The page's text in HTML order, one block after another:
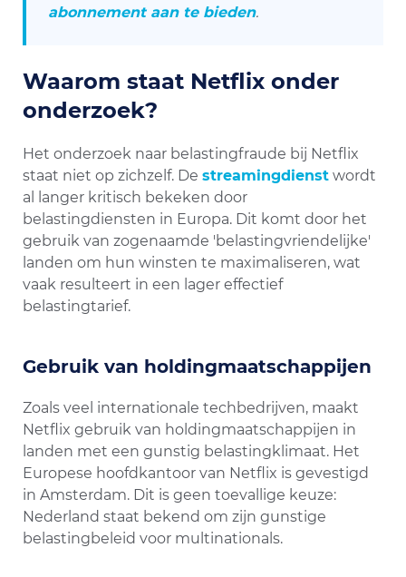
abonnement aan te bieden.
Waarom staat Netflix onder
onderzoek?
Het onderzoek naar belastingfraude bij Netflix
staat niet op zichzelf. De streamingdienst wordt
al langer kritisch bekeken door
belastingdiensten in Europa. Dit komt door het
gebruik van zogenaamde 'belastingvriendelijke'
landen om hun winsten te maximaliseren, wat
vaak resulteert in een lager effectief
belastingtarief.
Gebruik van holdingmaatschappijen
Zoals veel internationale techbedrijven, maakt
Netflix gebruik van holdingmaatschappijen in
landen met een gunstig belastingklimaat. Het
Europese hoofdkantoor van Netflix is gevestigd
in Amsterdam. Dit is geen toevallige keuze:
Nederland staat bekend om zijn gunstige
belastingbeleid voor multinationals.